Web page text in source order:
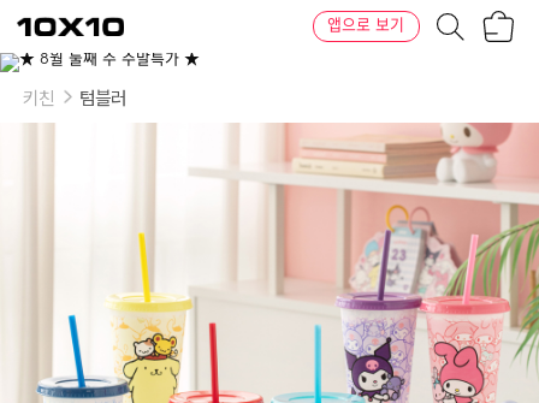
텐
바
텐
앱으로 보기
키친 텀블러